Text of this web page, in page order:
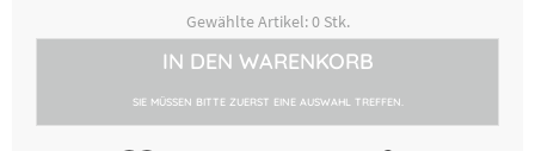
Gewählte Artikel:0Stk.
IN DEN WARENKORB
SIE MÜSSEN BITTE ZUERST EINE AUSWAHL TREFFEN.